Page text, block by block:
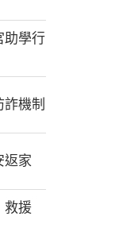
助學行
機制
返家
救援